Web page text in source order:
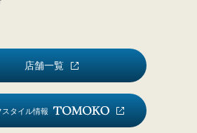
店舗一覧
スタイル情報